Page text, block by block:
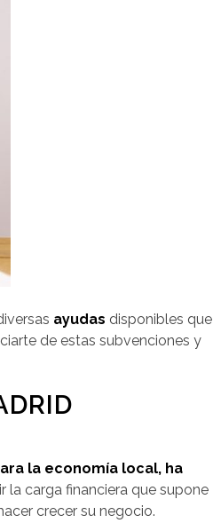
ayudas disponibles que
de estas subvenciones y
la economía local, ha
carga financiera que supone
crecer su negocio.